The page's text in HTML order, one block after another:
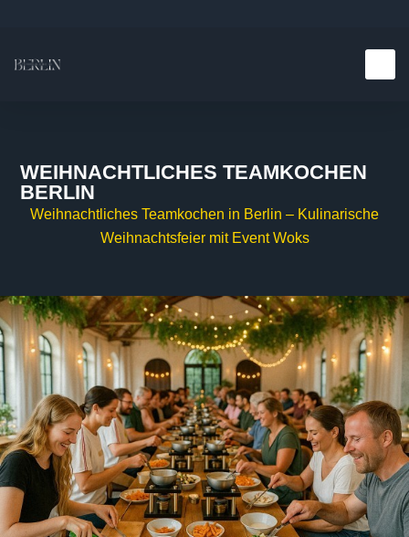
WEIHNACHTLICHES TEAMKOCHEN
BERLIN
Weihnachtliches Teamkochen in Berlin – Kulinarische
Weihnachtsfeier mit Event Woks